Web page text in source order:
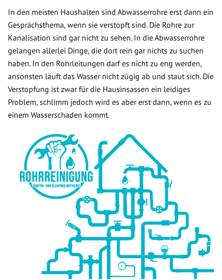
In den meisten Haushalten sind Abwasserrohre erst dann ein
Gesprächsthema, wenn sie verstopft sind. Die Rohre zur
Kanalisation sind gar nicht zu sehen. In die Abwasserrohre
gelangen allerlei Dinge, die dort rein gar nichts zu suchen
haben. In den Rohrleitungen darf es nicht zu eng werden,
ansonsten läuft das Wasser nicht zügig ab und staut sich. Die
Verstopfung ist zwar für die Hausinsassen ein leidiges
Problem, schlimm jedoch wird es aber erst dann, wenn es zu
einem Wasserschaden kommt.